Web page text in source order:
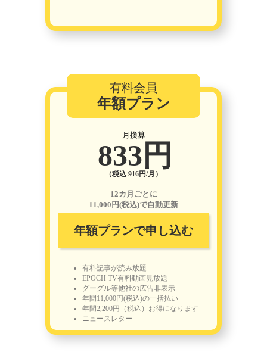
有料会員
年額プラン
月換算
833円
（税込 916円/月）
12カ月ごとに
11,000円(税込)で自動更新
年額プランで申し込む
有料記事が読み放題
EPOCH TV有料動画見放題
グーグル等他社の広告非表示
年間11,000円(税込)の一括払い
年間2,200円（税込）お得になります
ニュースレター